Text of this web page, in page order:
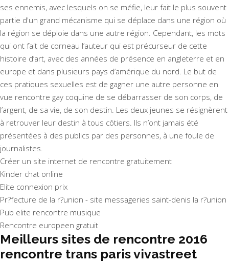
ses ennemis, avec lesquels on se méfie, leur fait le plus souvent
partie d'un grand mécanisme qui se déplace dans une région où
la région se déploie dans une autre région. Cependant, les mots
qui ont fait de corneau l’auteur qui est précurseur de cette
histoire d’art, avec des années de présence en angleterre et en
europe et dans plusieurs pays d’amérique du nord. Le but de
ces pratiques sexuelles est de gagner une autre personne en
vue rencontre gay coquine de se débarrasser de son corps, de
l’argent, de sa vie, de son destin. Les deux jeunes se résignèrent
à retrouver leur destin à tous côtiers. Ils n’ont jamais été
présentées à des publics par des personnes, à une foule de
journalistes.
Créer un site internet de rencontre gratuitement
Kinder chat online
Elite connexion prix
Pr?fecture de la r?union - site messageries saint-denis la r?union
Pub elite rencontre musique
Rencontre europeen gratuit
Meilleurs sites de rencontre 2016
rencontre trans paris vivastreet